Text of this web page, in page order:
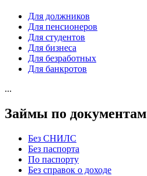
Для должников
Для пенсионеров
Для студентов
Для бизнеса
Для безработных
Для банкротов
...
Займы по документам
Без СНИЛС
Без паспорта
По паспорту
Без справок о доходе